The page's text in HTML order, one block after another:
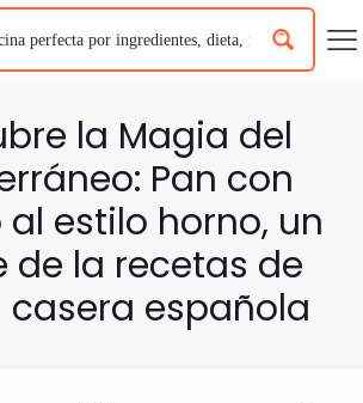
la Magia del
Pan con
al estilo horno, un
de la recetas de
española